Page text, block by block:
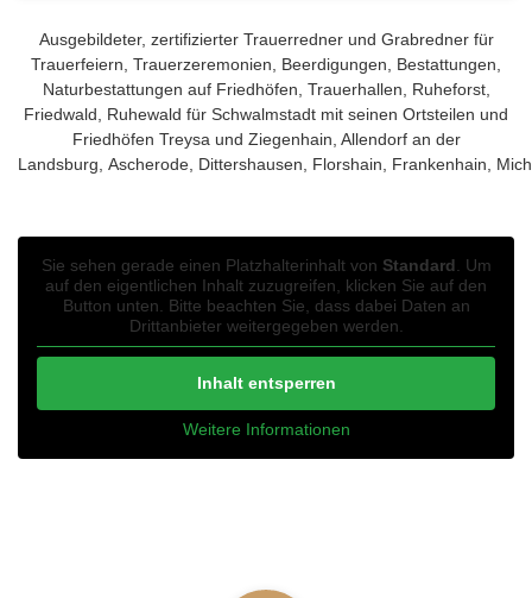
Ausgebildeter, zertifizierter Trauerredner und Grabredner für
Trauerfeiern, Trauerzeremonien, Beerdigungen, Bestattungen,
Naturbestattungen auf Friedhöfen, Trauerhallen, Ruheforst,
Friedwald, Ruhewald für Schwalmstadt mit seinen Ortsteilen und
Friedhöfen Treysa und Ziegenhain, Allendorf an der
Landsburg Ascherode Dittershausen Florshain Frankenhain
Sie sehen gerade einen Platzhalterinhalt von Standard . Um
auf den eigentlichen Inhalt zuzugreifen, klicken Sie auf den
Button unten. Bitte beachten Sie, dass dabei Daten an
Drittanbieter weitergegeben werden.
Inhalt entsperren
Weitere Informationen